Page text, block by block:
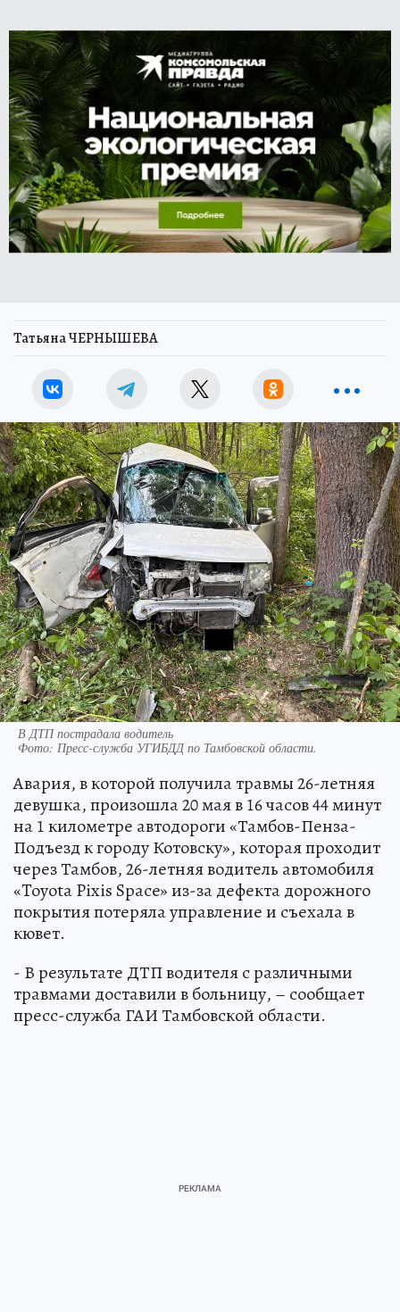
Татьяна ЧЕРНЫШЕВА
В ДТП пострадала водитель
Фото: Пресс-служба УГИБДД по Тамбовской области.
Авария, в которой получила травмы 26-летняя
девушка, произошла 20 мая в 16 часов 44 минут
на 1 километре автодороги «Тамбов-Пенза-
Подъезд к городу Котовску», которая проходит
через Тамбов, 26-летняя водитель автомобиля
«Toyota Pixis Space» из-за дефекта дорожного
покрытия потеряла управление и съехала в
кювет.
- В результате ДТП водителя с различными
травмами доставили в больницу, – сообщает
пресс-служба ГАИ Тамбовской области.